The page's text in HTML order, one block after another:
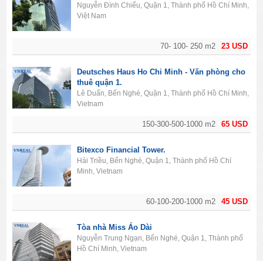
23 USD
70- 100- 250 m2
Nguyễn Đình Chiểu, Quận 1, Thành phố Hồ Chí Minh,
Việt Nam
65 USD
150-300-500-1000 m2
Deutsches Haus Ho Chi Minh - Văn phòng cho
thuê quận 1.
Lê Duẩn, Bến Nghé, Quận 1, Thành phố Hồ Chí Minh,
Vietnam
45 USD
60-100-200-1000 m2
Bitexco Financial Tower.
Hải Triều, Bến Nghé, Quận 1, Thành phố Hồ Chí
Minh, Vietnam
Tòa nhà Miss Áo Dài
Nguyễn Trung Ngạn, Bến Nghé, Quận 1, Thành phố
Hồ Chí Minh, Vietnam